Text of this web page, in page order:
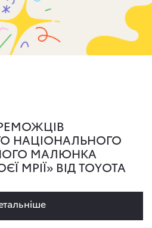
НАЦІОНАЛЬНОГО
МАЛЮНКА
МРІЇ» ВІД TOYOTA